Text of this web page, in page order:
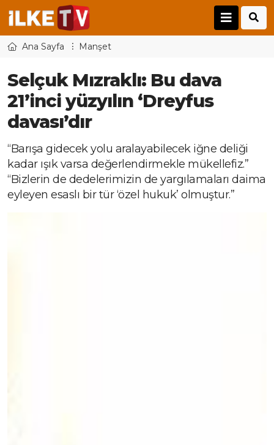
Ana Sayfa Manşet
Selçuk Mızraklı: Bu dava
21’inci yüzyılın ‘Dreyfus
davası’dır
“Barışa gidecek yolu aralayabilecek iğne deliği
kadar ışık varsa değerlendirmekle mükellefiz.”
“Bizlerin de dedelerimizin de yargılamaları daima
eyleyen esaslı bir tür ‘özel hukuk’ olmuştur.”